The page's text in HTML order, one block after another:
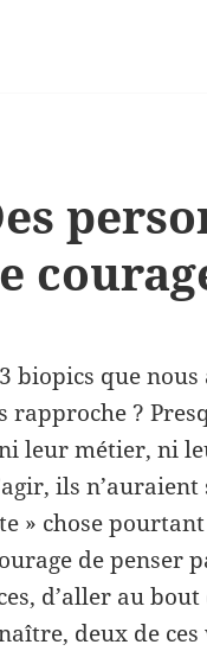
biopics que
rapproche ?
leur métier, ni
ils
» chose
de penser
d’aller au
deux de